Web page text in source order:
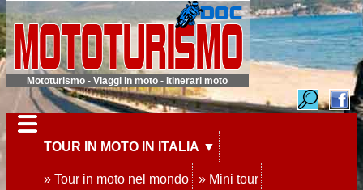
Mototurismo - Viaggi in moto - Itinerari moto
TOUR IN MOTO IN ITALIA ▼
» Tour in moto nel mondo » Mini tour